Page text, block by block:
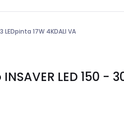
LEDpinta 17W 4KDALI VA
LED 150 -